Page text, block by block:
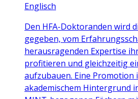
Englisch
Den HFA-Doktoranden wird
gegeben, vom
herausragenden Expertise
profitieren und gleichzeitig
aufzubauen. Eine Promotion
akademischem Hintergrund